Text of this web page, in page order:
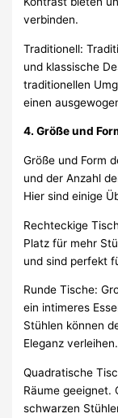
verbinden.
Traditionell:
und klassische
traditionellen
einen
4. Größe und
Größe und Form
und der Anzahl
Hier sind einige
Rechteckige
Platz für mehr
und sind perfekt
Runde Tische:
ein intimeres
Stühlen können
Eleganz verleihen.
Quadratische
Räume geeignet.
schwarzen